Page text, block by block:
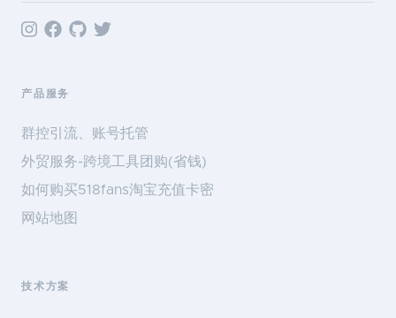
产品服务
群控引流、账号托管
外贸服务-跨境工具团购(省钱)
如何购买518fans淘宝充值卡密
网站地图
技术方案